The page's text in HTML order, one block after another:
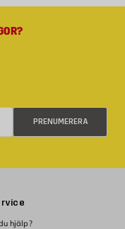
PRENUMERERA
hjälp?